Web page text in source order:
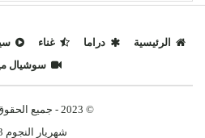
الرئيسية دراما غناء
سوشيال
© 2023 - جميع الحقوق محفوظة.
شهريار النجوم 2023